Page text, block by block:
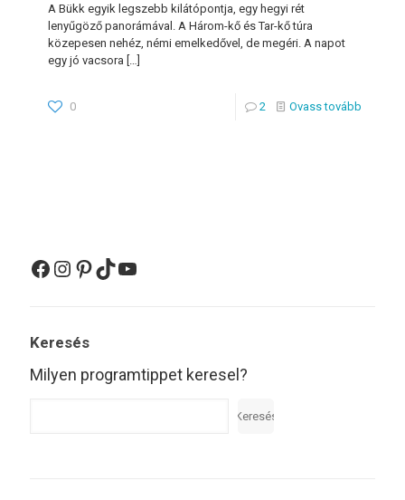
A Bükk egyik legszebb kilátópontja, egy hegyi rét
lenyűgöző panorámával. A Három-kő és Tar-kő túra
közepesen nehéz, némi emelkedővel, de megéri. A napot
egy jó vacsora […]
0 2 Ovass tovább
Facebook
Instagram
Pinterest
TikTok
YouTube
Keresés
Milyen programtippet keresel?
Keresés